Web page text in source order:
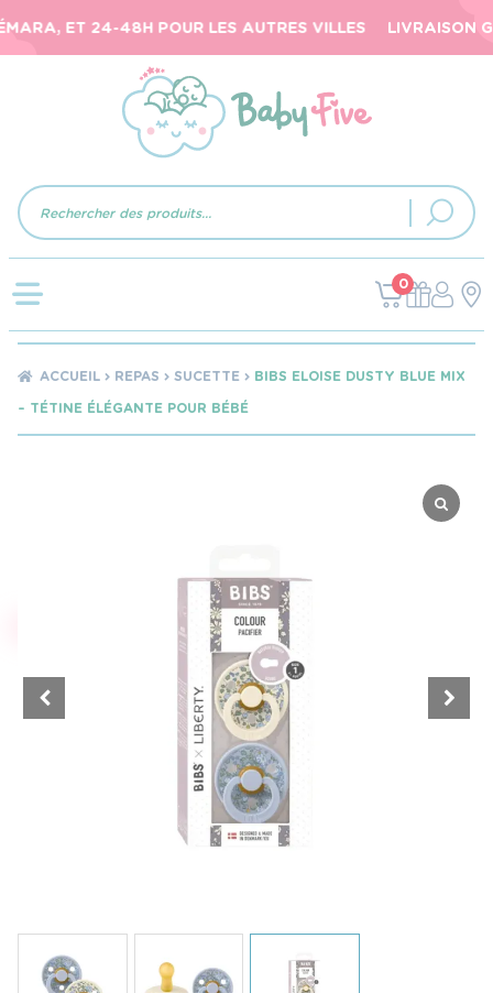
ET 24-48H POUR LES AUTRES VILLES LIVRAISON
Recherche
de
produits
0
ACCUEIL REPAS SUCETTE
BIBS ELOISE DUSTY BLUE MIX
– TÉTINE ÉLÉGANTE POUR BÉBÉ